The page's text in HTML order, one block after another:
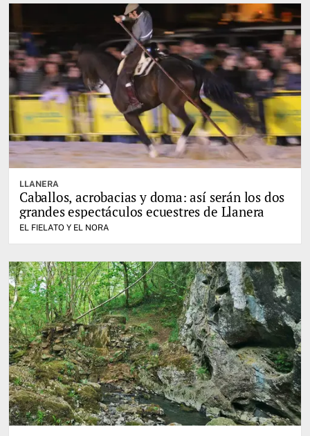
LLANERA
Caballos, acrobacias y doma: así serán los dos
grandes espectáculos ecuestres de Llanera
EL FIELATO Y EL NORA